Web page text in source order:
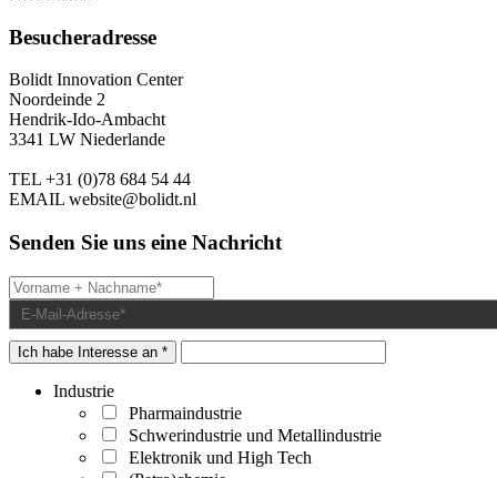
Besucheradresse
Bolidt Innovation Center
Noordeinde 2
Hendrik-Ido-Ambacht
3341 LW Niederlande
TEL +31 (0)78 684 54 44
EMAIL website@bolidt.nl
Senden Sie uns eine Nachricht
Ich habe Interesse an *
Industrie
Pharmaindustrie
Schwerindustrie und Metallindustrie
Elektronik und High Tech